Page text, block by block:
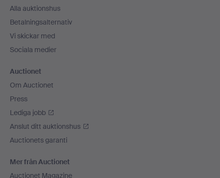
Alla auktionshus
Betalningsalternativ
Vi skickar med
Sociala medier
Auctionet
Om Auctionet
Press
Lediga jobb
Anslut ditt auktionshus
Auctionets garanti
Mer från Auctionet
Auctionet Magazine